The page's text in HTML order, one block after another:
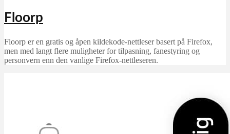
Floorp
Floorp er en gratis og åpen kildekode-nettleser basert på Firefox,
men med langt flere muligheter for tilpasning, fanestyring og
personvern enn den vanlige Firefox-nettleseren.